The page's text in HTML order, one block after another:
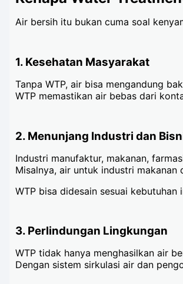
Air bersih itu bukan cuma soal
1. Kesehatan Masyarakat
Tanpa WTP, air bisa mengandung
WTP memastikan air bebas dari
2. Menunjang Industri dan
Industri manufaktur, makanan,
Misalnya, air untuk industri
WTP bisa didesain sesuai
3. Perlindungan Lingkungan
WTP tidak hanya menghasilkan air
Dengan sistem sirkulasi air dan